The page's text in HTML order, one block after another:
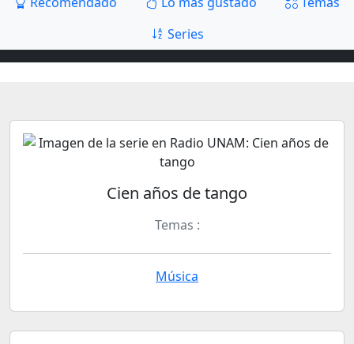
Series
Cien años de tango
Temas :
Música